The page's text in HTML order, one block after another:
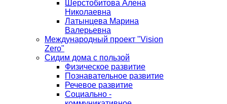
Шерстобитова Алена
Николаевна
Латынцева Марина
Валерьевна
Международный проект "Vision
Zero"
Сидим дома с пользой
Физическое развитие
Познавательное развитие
Речевое развитие
Социально -